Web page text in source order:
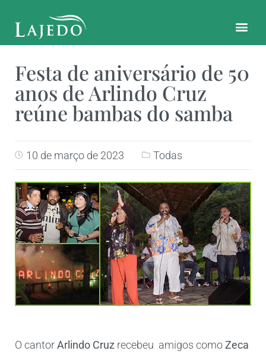
Festa de aniversário de 50
anos de Arlindo Cruz
reúne bambas do samba
10 de março de 2023 Todas
O cantorArlindo Cruz recebeu amigos como Zeca